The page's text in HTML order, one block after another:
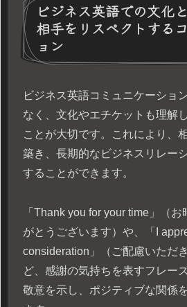
ビジネス英語での文化
相手をリスペクトする
ョン
ビジネス英語コミュニケーショ
なく、文化やエチケットも理解
ことが大切です。これにより、
築き、長期的なビジネスリレー
することができます。
「Thank you for your time」（
がとうございます）や、「I
consideration」（ご配慮いただ
ど、感謝の気持ちを表すフレー
敬意を示し、ポジティブな関係